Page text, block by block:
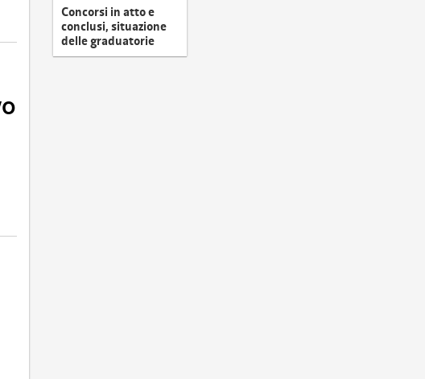
Concorsi in atto e
conclusi, situazione
delle graduatorie